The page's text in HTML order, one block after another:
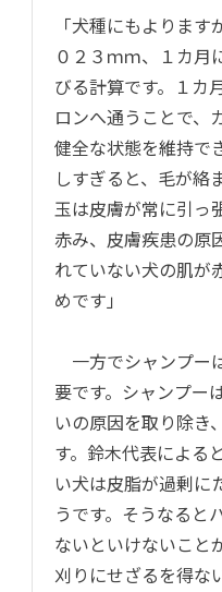
「犬種にもよりま
０２３ｍｍ、１カ月
びる計算です。１カ
ロンへ通うことで、
健全な状態を維持で
しすぎると、毛が絡
玉は皮膚が常に引っ
赤み、皮膚疾患の原
れていない犬の肌が
めです」
一方でシャンプー
要です。シャンプー
いの原因を取り除き
す。鈴木代表による
い犬は皮脂が過剰に
うです。そうなると
ないといけないこと
刈りにせざるを得な